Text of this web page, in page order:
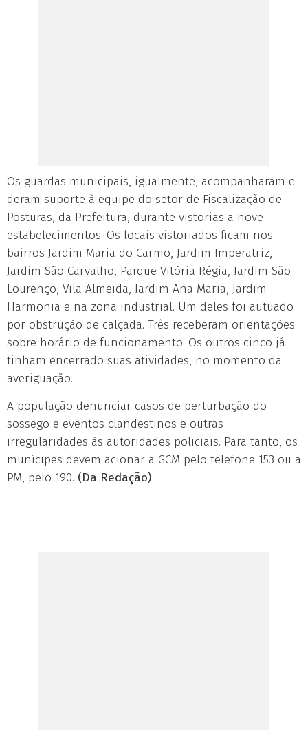
Os guardas municipais, igualmente, acompanharam e
deram suporte à equipe do setor de Fiscalização de
Posturas, da Prefeitura, durante vistorias a nove
estabelecimentos. Os locais vistoriados ficam nos
bairros Jardim Maria do Carmo, Jardim Imperatriz,
Jardim São Carvalho, Parque Vitória Régia, Jardim São
Lourenço, Vila Almeida, Jardim Ana Maria, Jardim
Harmonia e na zona industrial. Um deles foi autuado
por obstrução de calçada. Três receberam orientações
sobre horário de funcionamento. Os outros cinco já
tinham encerrado suas atividades, no momento da
averiguação.
A população denunciar casos de perturbação do
sossego e eventos clandestinos e outras
irregularidades às autoridades policiais. Para tanto, os
munícipes devem acionar a GCM pelo telefone 153 ou a
PM, pelo 190. (Da Redação)